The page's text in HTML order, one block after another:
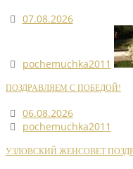
07.08.2026
pochemuchka2011
ПОЗДРАВЛЯЕМ С ПОБЕДОЙ!
06.08.2026
pochemuchka2011
УЗЛОВСКИЙ ЖЕНСОВЕТ